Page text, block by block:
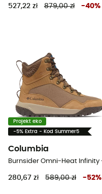
527,22 zł 879,00 zł -40%
Projekt eko
-5% Extra - Kod Summer5
Columbia
280,67 zł 589,00 zł -52%